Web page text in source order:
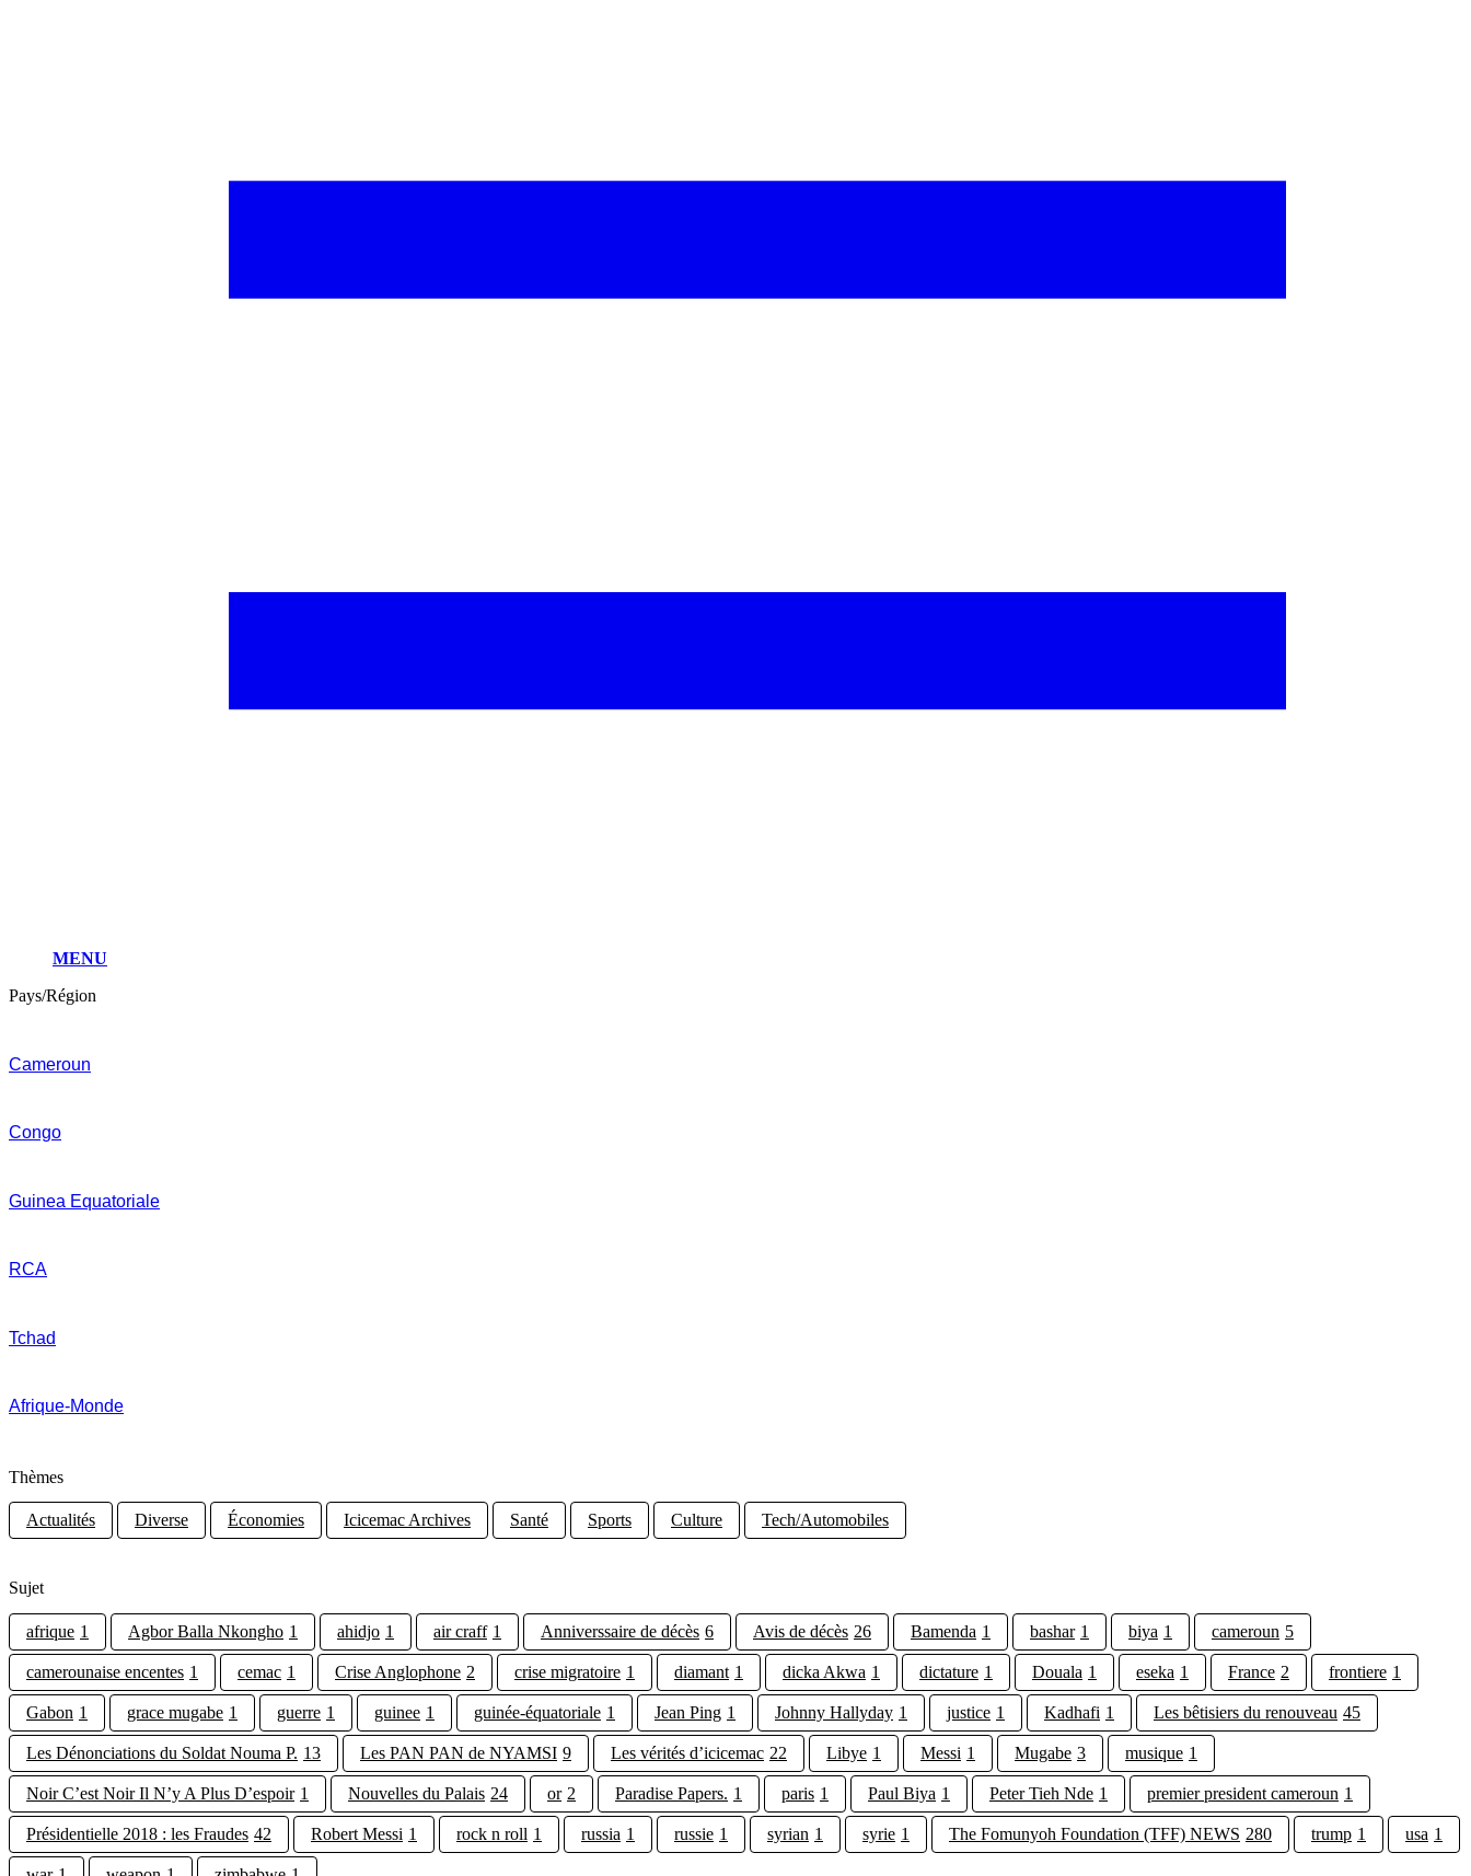
MENU
Pays/Région
Cameroun
Congo
Guinea Equatoriale
RCA
Tchad
Afrique-Monde
Thèmes
Actualités Diverse Économies Icicemac Archives Santé Sports Culture Tech/Automobiles
Sujet
afrique 1 Agbor Balla Nkongho 1 ahidjo 1 air craff 1 Anniverssaire de décès 6 Avis de décès 26 Bamenda 1 bashar 1 biya 1 cameroun 5
camerounaise encentes 1 cemac 1 Crise Anglophone 2 crise migratoire 1 diamant 1 dicka Akwa 1 dictature 1 Douala 1 eseka 1 France 2 frontiere 1
Gabon 1 grace mugabe 1 guerre 1 guinee 1 guinée-équatoriale 1 Jean Ping 1 Johnny Hallyday 1 justice 1 Kadhafi 1 Les bêtisiers du renouveau 45
Les Dénonciations du Soldat Nouma P. 13 Les PAN PAN de NYAMSI 9 Les vérités d’icicemac 22 Libye 1 Messi 1 Mugabe 3 musique 1
Noir C’est Noir Il N’y A Plus D’espoir 1 Nouvelles du Palais 24 or 2 Paradise Papers. 1 paris 1 Paul Biya 1 Peter Tieh Nde 1 premier president cameroun 1
Présidentielle 2018 : les Fraudes 42 Robert Messi 1 rock n roll 1 russia 1 russie 1 syrian 1 syrie 1 The Fomunyoh Foundation (TFF) NEWS 280 trump 1 usa 1